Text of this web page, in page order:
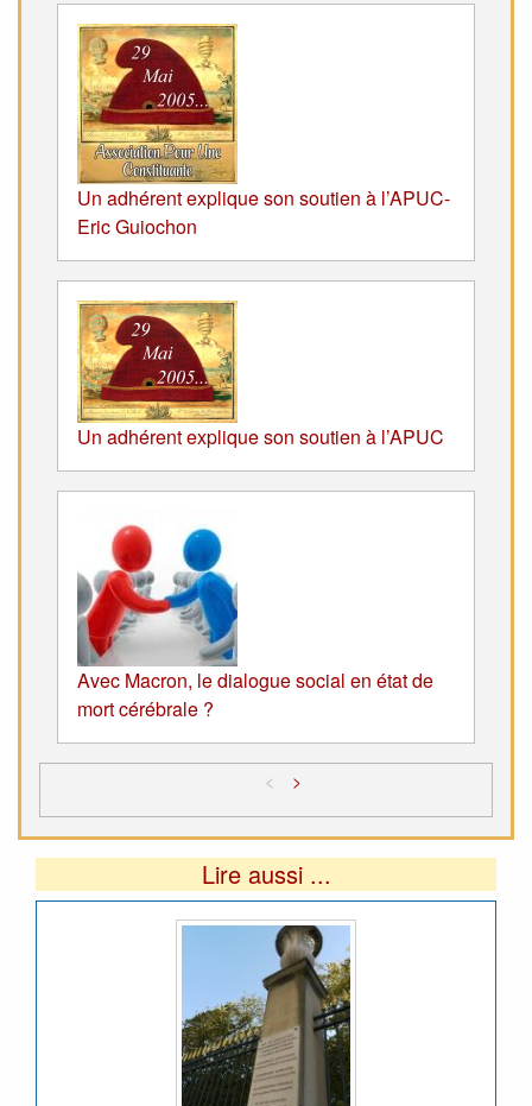
Un adhérent explique son soutien à l’APUC-
Eric Guiochon
Un adhérent explique son soutien à l’APUC
Avec Macron, le dialogue social en état de
mort cérébrale ?
< >
Lire aussi ...